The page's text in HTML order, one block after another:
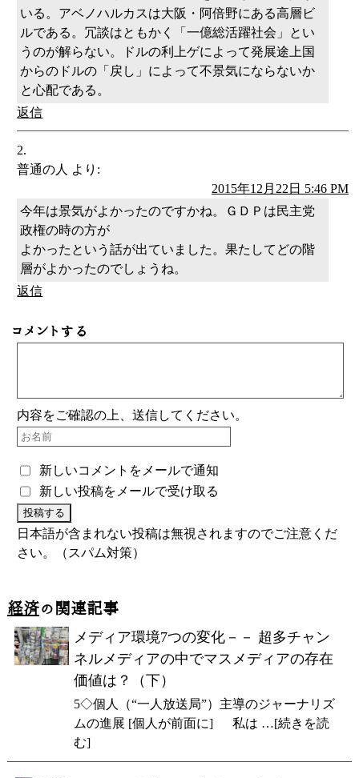
いる。アベノハルカスは大阪・阿倍野にある高層ビ
ルである。冗談はともかく「一億総活躍社会」とい
うのが解らない。ドルの利上ゲによって発展途上国
からのドルの「戻し」によって不景気にならないか
と心配である。
返信
普通の人 より:
2015年12月22日 5:46 PM
今年は景気がよかったのですかね。ＧＤＰは民主党
政権の時の方が
よかったという話が出ていました。果たしてどの階
層がよかったのでしょうね。
返信
コメントする
内容をご確認の上、送信してください。
新しいコメントをメールで通知
新しい投稿をメールで受け取る
日本語が含まれない投稿は無視されますのでご注意くだ
さい。（スパム対策）
経済の関連記事
メディア環境7つの変化－－ 超多チャン
ネルメディアの中でマスメディアの存在
価値は？（下）
5◇個人（“一人放送局”）主導のジャーナリズ
ムの進展 [個人が前面に] 私は …[続きを読
む]